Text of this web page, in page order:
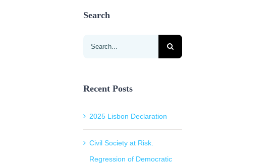
Search
Search
Recent Posts
2025 Lisbon Declaration
Civil Society at Risk.
Regression of Democratic